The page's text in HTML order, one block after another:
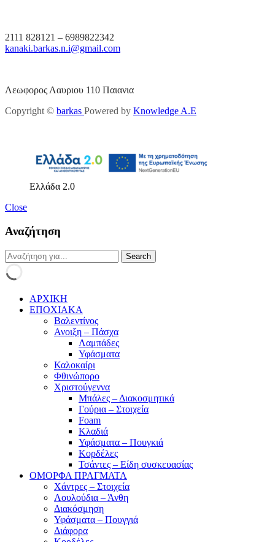
2111 828121 – 6989822342
kanaki.barkas.n.i@gmail.com
Λεωφορος Λαυριου 110 Παιανια
Copyright © barkas Powered by Knowledge A.E
Ελλάδα 2.0
Close
Αναζήτηση
ΑΡΧΙΚΗ
ΕΠΟΧΙΑΚΑ
Βαλεντίνος
Ανοιξη – Πάσχα
Λαμπάδες
Υφάσματα
Καλοκαίρι
Φθινώπορο
Χριστούγεννα
Μπάλες – Διακοσμητικά
Γούρια – Στοιχεία
Foam
Κλαδιά
Υφάσματα – Πουγκιά
Κορδέλες
Τσάντες – Είδη συσκευασίας
ΟΜΟΡΦΑ ΠΡΑΓΜΑΤΑ
Χάντρες – Στοιχεία
Λουλούδια – Άνθη
Διακόσμηση
Υφάσματα – Πουγγιά
Διάφορα